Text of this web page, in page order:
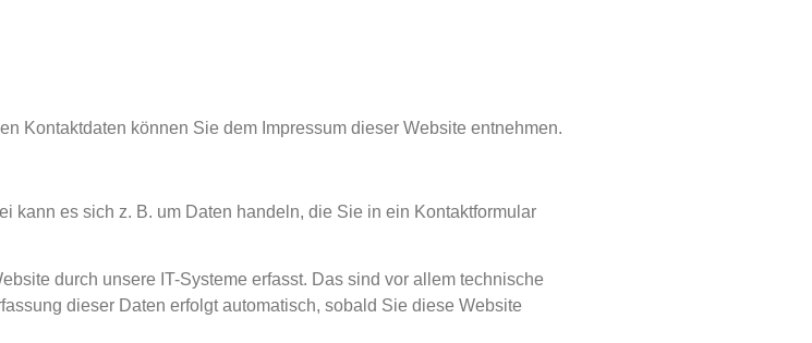
Kontaktdaten können Sie dem Impressum dieser Website entnehmen.
kann es sich z. B. um Daten handeln, die Sie in ein Kontaktformular
durch unsere IT-Systeme erfasst. Das sind vor allem technische
dieser Daten erfolgt automatisch, sobald Sie diese Website